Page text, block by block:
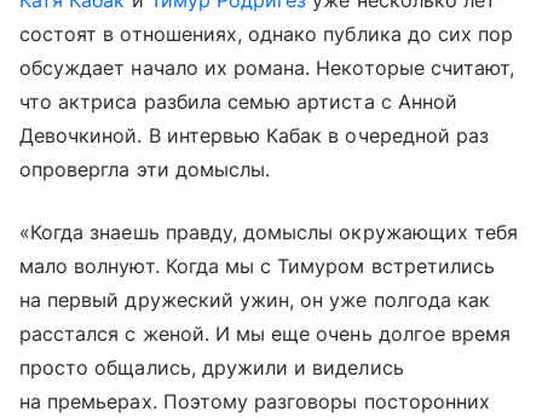
состоят в отношениях, однако публика до сих пор
обсуждает начало их романа. Некоторые считают,
что актриса разбила семью артиста с Анной
Девочкиной. В интервью Кабак в очередной раз
опровергла эти домыслы.
«Когда знаешь правду, домыслы окружающих тебя
мало волнуют. Когда мы с Тимуром встретились
на первый дружеский ужин, он уже полгода как
расстался с женой. И мы еще очень долгое время
просто общались, дружили и виделись
на премьерах. Поэтому разговоры посторонних